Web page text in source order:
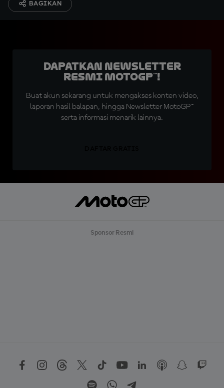
BAGIKAN
Dapatkan Newsletter
Resmi MotoGP™!
Buat akun sekarang untuk mengakses konten video,
laporan hasil balapan, hingga Newsletter MotoGP™
serta informasi menarik lainnya.
Sponsor Resmi